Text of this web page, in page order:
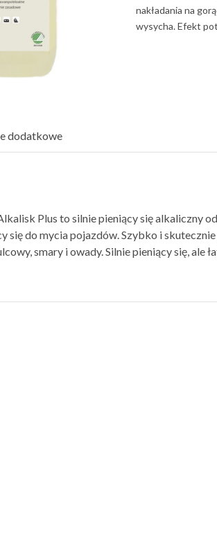
nakładania na
wysycha. Efekt
dodatkowe
Plus to silnie pieniący się alkaliczny
się do mycia pojazdów. Szybko i
smary i owady. Silnie pieniący się, ale